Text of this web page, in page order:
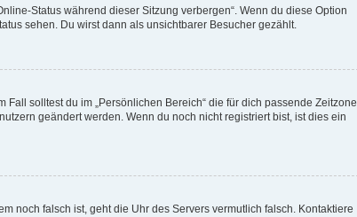
Status während dieser Sitzung verbergen“. Wenn du diese Option
sehen. Du wirst dann als unsichtbarer Besucher gezählt.
solltest du im „Persönlichen Bereich“ die für dich passende Zeitzone
geändert werden. Wenn du noch nicht registriert bist, ist dies ein
noch falsch ist, geht die Uhr des Servers vermutlich falsch. Kontaktiere